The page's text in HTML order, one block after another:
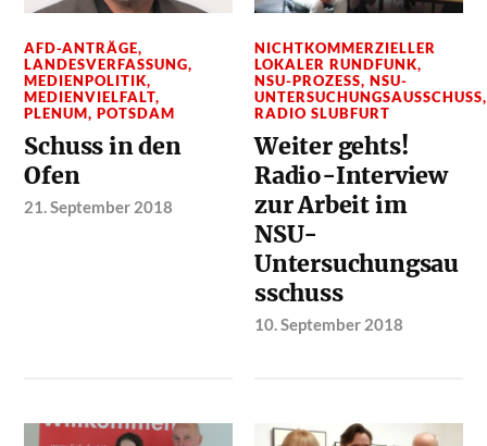
AFD-ANTRÄGE,
LANDESVERFASSUNG,
MEDIENPOLITIK,
MEDIENVIELFALT,
PLENUM,POTSDAM
Schuss in den
Ofen
21. September 2018
NICHTKOMMERZIELLER
LOKALER RUNDFUNK,
NSU-PROZESS,NSU-
UNTERSUCHUNGSAUSSCHUSS,
RADIO SLUBFURT
Weiter gehts!
Radio-Interview
zur Arbeit im
NSU-
Untersuchungsau
sschuss
10. September 2018